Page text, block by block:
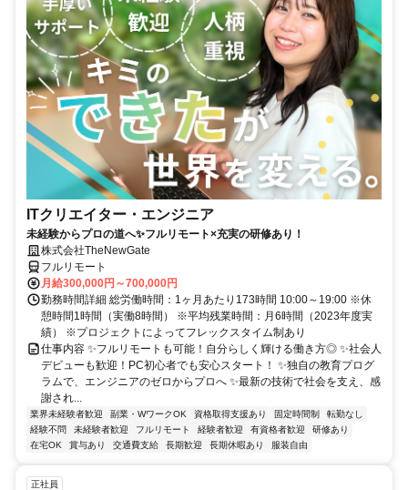
ITクリエイター・エンジニア
未経験からプロの道へ✨フルリモート×充実の研修あり！
株式会社TheNewGate
フルリモート
月給300,000円～700,000円
勤務時間詳細 総労働時間：1ヶ月あたり173時間 10:00～19:00 ※休
憩時間1時間（実働8時間） ※平均残業時間：月6時間（2023年度実
績） ※プロジェクトによってフレックスタイム制あり
仕事内容 ✨フルリモートも可能！自分らしく輝ける働き方◎ ✨社会人
デビューも歓迎！PC初心者でも安心スタート！ ✨独自の教育プログ
ラムで、エンジニアのゼロからプロへ ✨最新の技術で社会を支え、感
謝され...
業界未経験者歓迎 副業・WワークOK 資格取得支援あり 固定時間制
転勤なし
経験不問
未経験者歓迎 フルリモート 経験者歓迎 有資格者歓迎
研修あり
在宅OK
賞与あり 交通費支給 長期歓迎 長期休暇あり 服装自由
正社員